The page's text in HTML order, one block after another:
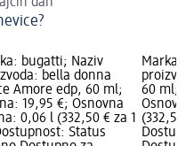
bugatti; Naziv
bella donna
Amore edp, 60 ml;
19,95 €; Osnovna
0,06 l (332,50 € za 1
Status
Marka:
60 ml;
(332,50